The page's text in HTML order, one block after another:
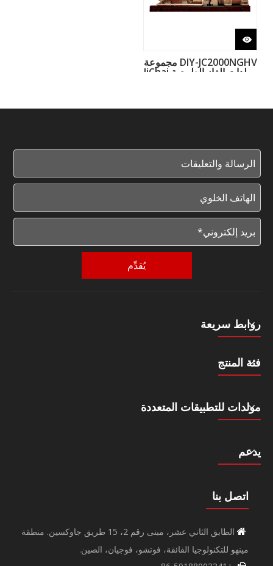
DIY-JC2000NGHV مجموعة
مولدات الغاز الطبيعية JiChai
يُقدِّم
روابط سريعة
فئة المنتج
مولدات للتطبيقات المتعددة
يدعم
اتصل بنا

الطابق الثاني عشر، مبنى رقم 2، 15 طريق جاوكسين. منطقة
مينهو للتكنولوجيا الفائقة، فوتشو، فوجيان، الصين.